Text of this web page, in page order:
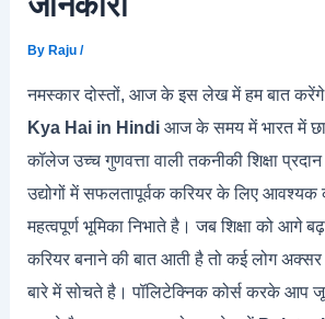
By Raju/
नमस्कार दोस्तों, आज के इस लेख में हम बात करेंगे
Kya Hai in Hindi आज के समय में भारत में
कॉलेज उच्च गुणवत्ता वाली तकनीकी शिक्षा
उद्योगों में सफलतापूर्वक करियर के लिए
महत्वपूर्ण भूमिका निभाते है। जब शिक्षा को
करियर बनाने की बात आती है तो कई लोग अक्सर
बारे में सोचते है। पॉलिटेक्निक कोर्स करके आप